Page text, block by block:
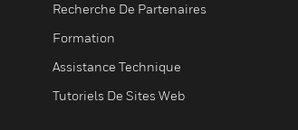
Recherche De Partenaires
Formation
Assistance Technique
Tutoriels De Sites Web